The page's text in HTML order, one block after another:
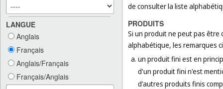
LANGUE
Anglais
Français
Anglais/Français
Français/Anglais
de consulter la liste
PRODUITS
Si un produit ne peut pas être
alphabétique, les remarques
un produit fini est en
d'un produit fini n'est
d'autres produits finis